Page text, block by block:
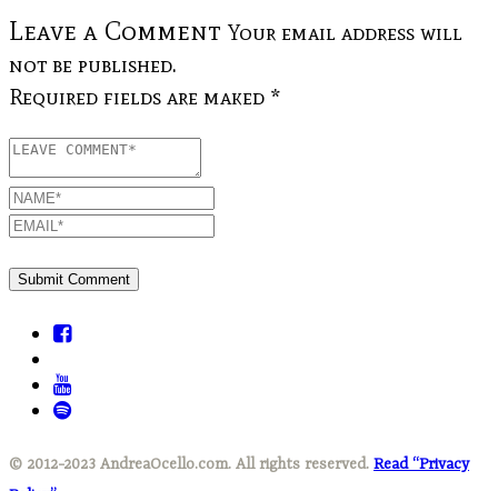
Leave a Comment Your email address will
not be published.
Required fields are maked *
© 2012-2023 AndreaOcello.com. All rights reserved. Read “Privacy